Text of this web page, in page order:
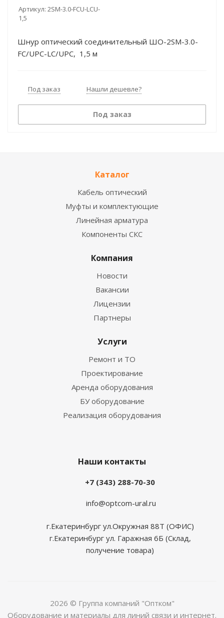
Артикул: 2SM-3.0-FCU-LCU-
1,5
Шнур оптический соединительный ШО-2SM-3.0-
FC/UPC-LC/UPC, 1,5 м
Под заказ Нашли дешевле?
Под заказ
Каталог
Кабель оптический
Муфты и комплектующие
Линейная арматура
Компоненты СКС
Компания
Новости
Вакансии
Лицензии
Партнеры
Услуги
Ремонт и ТО
Проектирование
Аренда оборудования
БУ оборудование
Реализация оборудования
Наши контакты
+7 (343) 288-70-30
info@optcom-ural.ru
г.Екатеринбург ул.Окружная 88Т (ОФИС)
г.Екатеринбург ул. Гаражная 6Б (Склад,
получение товара)
2026 © Группа компаний "Оптком"
Оборудование и материалы для линий связи и интернет.